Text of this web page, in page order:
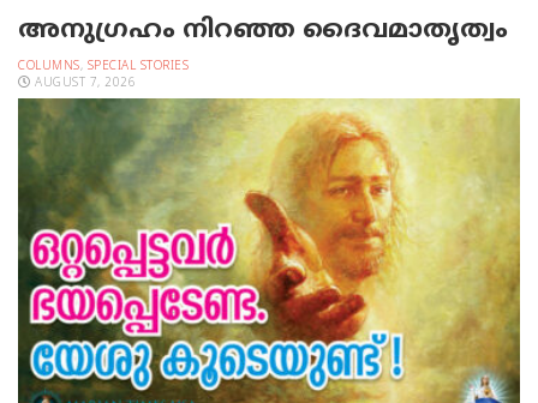
അനുഗ്രഹം നിറഞ്ഞ ദൈവമാതൃത്വം
COLUMNS, SPECIAL STORIES
AUGUST 7, 2026